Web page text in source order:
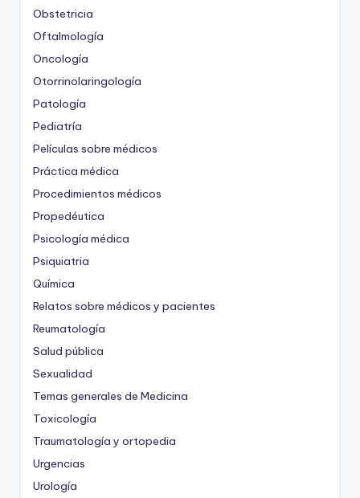
Obstetricia
Oftalmología
Oncología
Otorrinolaringología
Patología
Pediatría
Películas sobre médicos
Práctica médica
Procedimientos médicos
Propedéutica
Psicología médica
Psiquiatria
Química
Relatos sobre médicos y pacientes
Reumatología
Salud pública
Sexualidad
Temas generales de Medicina
Toxicología
Traumatología y ortopedia
Urgencias
Urología